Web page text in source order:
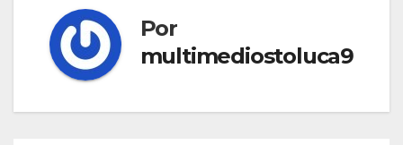
Por
multimediostoluca9